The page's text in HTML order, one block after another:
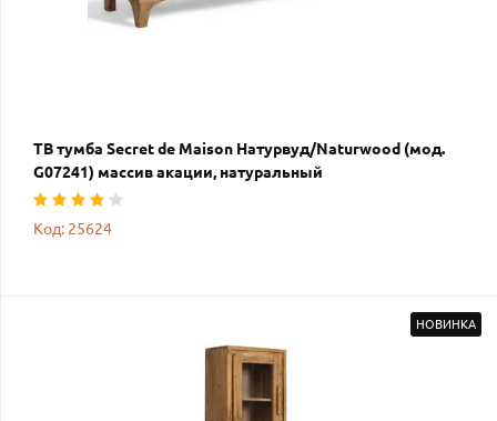
ТВ тумба Secret de Maison Натурвуд/Naturwood (мод.
G07241) массив акации, натуральный
Код: 25624
НОВИНКА